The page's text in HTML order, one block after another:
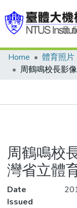
Communities &
Statistics
Home 體育照片
周鶴鳴校
灣省立體
Date
Issued